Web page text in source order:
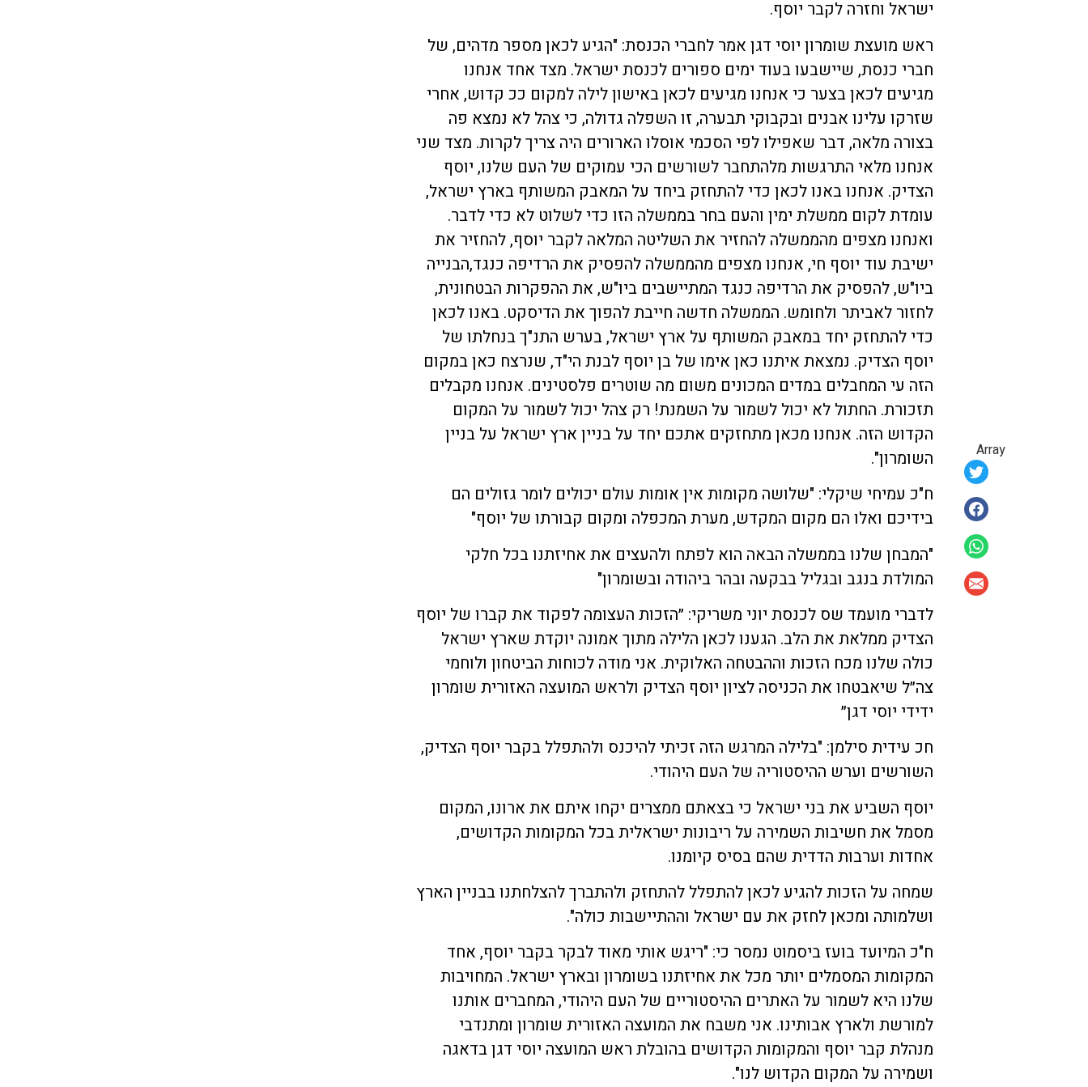
Array
ישראל וחזרה לקבר יוסף.
ראש מועצת שומרון יוסי דגן אמר לחברי הכנסת: "הגיע לכאן מספר מדהים, של
חברי כנסת, שיישבעו בעוד ימים ספורים לכנסת ישראל. מצד אחד אנחנו
מגיעים לכאן בצער כי אנחנו מגיעים לכאן באישון לילה למקום ככ קדוש, אחרי
שזרקו עלינו אבנים ובקבוקי תבערה, זו השפלה גדולה, כי צהל לא נמצא פה
בצורה מלאה, דבר שאפילו לפי הסכמי אוסלו הארורים היה צריך לקרות. מצד שני
אנחנו מלאי התרגשות מלהתחבר לשורשים הכי עמוקים של העם שלנו, יוסף
הצדיק. אנחנו באנו לכאן כדי להתחזק ביחד על המאבק המשותף בארץ ישראל,
עומדת לקום ממשלת ימין והעם בחר בממשלה הזו כדי לשלוט לא כדי לדבר.
ואנחנו מצפים מהממשלה להחזיר את השליטה המלאה לקבר יוסף, להחזיר את
ישיבת עוד יוסף חי, אנחנו מצפים מהממשלה להפסיק את הרדיפה כנגד,הבנייה
ביו"ש, להפסיק את הרדיפה כנגד המתיישבים ביו"ש, את ההפקרות הבטחונית,
לחזור לאביתר ולחומש. הממשלה חדשה חייבת להפוך את הדיסקט. באנו לכאן
כדי להתחזק יחד במאבק המשותף על ארץ ישראל, בערש התנ"ך בנחלתו של
יוסף הצדיק. נמצאת איתנו כאן אימו של בן יוסף לבנת הי"ד, שנרצח כאן במקום
הזה עי המחבלים במדים המכונים משום מה שוטרים פלסטינים. אנחנו מקבלים
תזכורת. החתול לא יכול לשמור על השמנת! רק צהל יכול לשמור על המקום
הקדוש הזה. אנחנו מכאן מתחזקים אתכם יחד על בניין ארץ ישראל על בניין
השומרון".
ח"כ עמיחי שיקלי: "שלושה מקומות אין אומות עולם יכולים לומר גזולים הם
בידיכם ואלו הם מקום המקדש, מערת המכפלה ומקום קבורתו של יוסף"
"המבחן שלנו בממשלה הבאה הוא לפתח ולהעצים את אחיזתנו בכל חלקי
המולדת בנגב ובגליל בבקעה ובהר ביהודה ובשומרון"
לדברי מועמד שס לכנסת יוני משריקי: ״הזכות העצומה לפקוד את קברו של יוסף
הצדיק ממלאת את הלב. הגענו לכאן הלילה מתוך אמונה יוקדת שארץ ישראל
כולה שלנו מכח הזכות וההבטחה האלוקית. אני מודה לכוחות הביטחון ולוחמי
צה״ל שיאבטחו את הכניסה לציון יוסף הצדיק ולראש המועצה האזורית שומרון
ידידי יוסי דגן״
חכ עידית סילמן: "בלילה המרגש הזה זכיתי להיכנס ולהתפלל בקבר יוסף הצדיק,
השורשים וערש ההיסטוריה של העם היהודי.
יוסף השביע את בני ישראל כי בצאתם ממצרים יקחו איתם את ארונו, המקום
מסמל את חשיבות השמירה על ריבונות ישראלית בכל המקומות הקדושים,
אחדות וערבות הדדית שהם בסיס קיומנו.
שמחה על הזכות להגיע לכאן להתפלל להתחזק ולהתברך להצלחתנו בבניין הארץ
ושלמותה ומכאן לחזק את עם ישראל וההתיישבות כולה".
ח"כ המיועד בועז ביסמוט נמסר כי: "ריגש אותי מאוד לבקר בקבר יוסף, אחד
המקומות המסמלים יותר מכל את אחיזתנו בשומרון ובארץ ישראל. המחויבות
שלנו היא לשמור על האתרים ההיסטוריים של העם היהודי, המחברים אותנו
למורשת ולארץ אבותינו. אני משבח את המועצה האזורית שומרון ומתנדבי
מנהלת קבר יוסף והמקומות הקדושים בהובלת ראש המועצה יוסי דגן בדאגה
ושמירה על המקום הקדוש לנו".